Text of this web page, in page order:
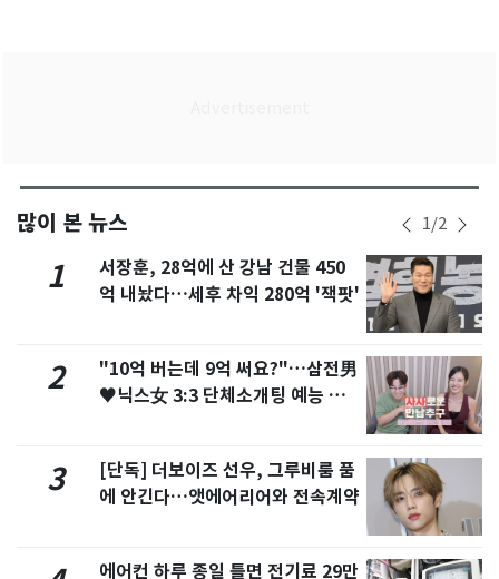
많이 본 뉴스 1/2
1
서장훈, 28억에 산 강남 건물 450
억 내놨다…세후 차익 280억 '잭팟'
2
"10억 버는데 9억 써요?"…삼전男
♥닉스女 3:3 단체소개팅 예능 화
3
[단독] 더보이즈 선우, 그루비룸 품
에 안긴다…앳에어리어와 전속계약
에어컨 하루 종일 틀면 전기료 29만